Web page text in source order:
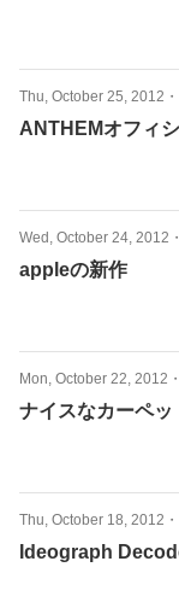
Thu, October 25, 2012 ・
ANTHEMオフィ
Wed, October 24, 2012 ・
appleの新作
Mon, October 22, 2012 ・
ナイスなカーペッ
Thu, October 18, 2012 ・
Ideograph